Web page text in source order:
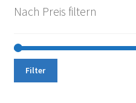
Nach Preis filtern
Filter